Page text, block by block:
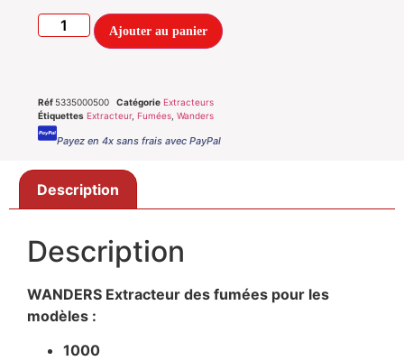
Ajouter au panier
Réf 5335000500 Catégorie Extracteurs
Étiquettes Extracteur, Fumées Wanders
Payez en 4x sans frais avec PayPal
Description
Description
WANDERS Extracteur des fumées pour les
modèles :
1000